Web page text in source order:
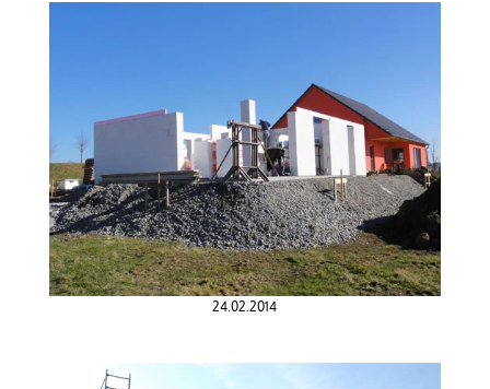
24.02.2014